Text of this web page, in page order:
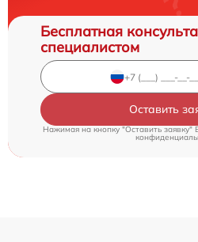
Бесплатная
специалистом
Оставить
Нажимая на кнопку "Оставить заявку"